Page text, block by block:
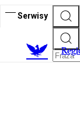
Serwisy
R